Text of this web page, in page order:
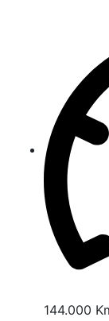
144.000